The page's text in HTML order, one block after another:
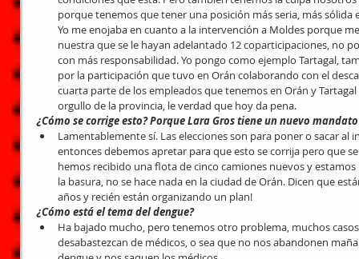
porque tenemos que tener una posición más seria, más
Yo me enojaba en cuanto a la intervención a Moldes porque
nuestra que se le hayan adelantado 12 coparticipaciones, no
con más responsabilidad. Yo pongo como ejemplo Tartagal,
por la participación que tuvo en Orán colaborando con el
cuarta parte de los empleados que tenemos en Orán y
orgullo de la provincia, le verdad que hoy da pena.
¿Cómo se corrige esto? Porque Lara Gros tiene un nuevo
Lamentablemente sí. Las elecciones son para poner o sacar
entonces debemos apretar para que esto se corrija pero que
hemos recibido una flota de cinco camiones nuevos y
la basura, no se hace nada en la ciudad de Orán. Dicen que
años y recién están organizando un plan!
¿Cómo está el tema del dengue?
Ha bajado mucho, pero tenemos otro problema, muchos
desabastezcan de médicos, o sea que no nos abandonen